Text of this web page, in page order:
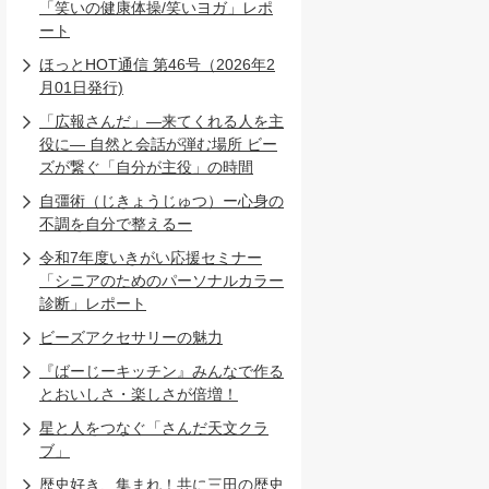
「笑いの健康体操/笑いヨガ」レポ
ート
ほっとHOT通信 第46号（2026年2
月01日発行)
「広報さんだ」―来てくれる人を主
役に― 自然と会話が弾む場所 ビー
ズが繋ぐ「自分が主役」の時間
自彊術（じきょうじゅつ）ー心身の
不調を自分で整えるー
令和7年度いきがい応援セミナー
「シニアのためのパーソナルカラー
診断」レポート
ビーズアクセサリーの魅力
『ばーじーキッチン』みんなで作る
とおいしさ・楽しさが倍増！
星と人をつなぐ「さんだ天文クラ
ブ」
歴史好き、集まれ！共に三田の歴史